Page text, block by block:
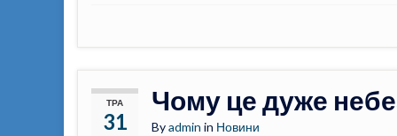
ТРА
31
Чому це дуже
Byadmin in Новини